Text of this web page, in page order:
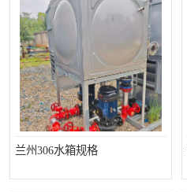
兰州306水箱规格